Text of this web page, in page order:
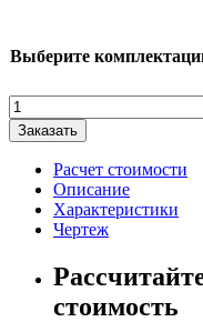
Выберите
Количество
товара
Баня-
бочка
"Эксклюзив"
Заказать
Расчет стоимости
Описание
Характеристики
Чертеж
стоимость